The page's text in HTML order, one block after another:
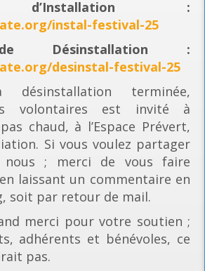
d’Installation :
instal-festival-25
de Désinstallation :
desinstal-festival-25
terminée,
volontaires est invité à
chaud, à l’Espace Prévert,
Si vous voulez partager
nous ; merci de vous faire
laissant un commentaire en
soit par retour de mail.
merci pour votre soutien ;
adhérents et bénévoles, ce
pas.